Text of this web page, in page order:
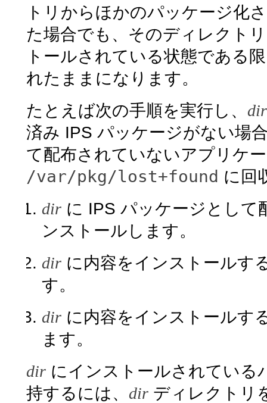
トリからほかのパッケージ化
た場合でも、そのディレクト
トールされている状態である
れたままになります。
たとえば次の手順を実行し、 dir
済み IPS パッケージがない場
て配布されていないアプリケ
/var/pkg/lost+found に回
dir に IPS パッケージとして
ンストールします。
dir に内容をインストールす
す。
dir に内容をインストールす
ます。
dir にインストールされている
持するには、 dir ディレクトリ